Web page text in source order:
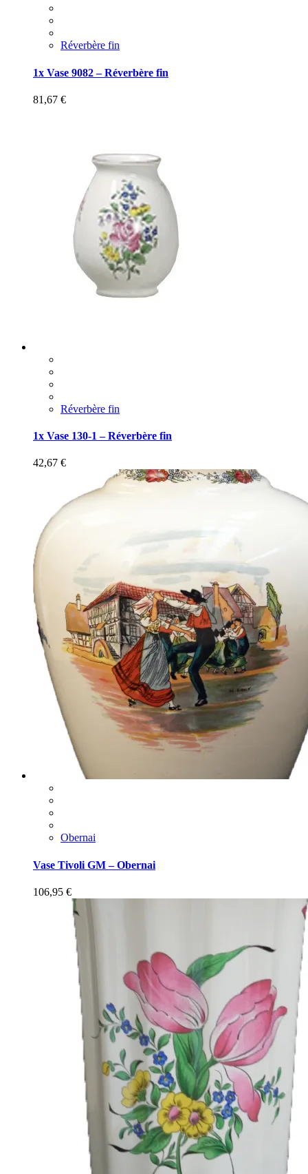
Réverbère fin
1x Vase 9082 – Réverbère fin
81,67 €
Réverbère fin
1x Vase 130-1 – Réverbère fin
42,67 €
Obernai
Vase Tivoli GM – Obernai
106,95 €